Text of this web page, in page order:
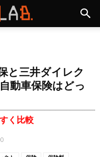
と三井ダイレク
動車保険はどっ
く比較